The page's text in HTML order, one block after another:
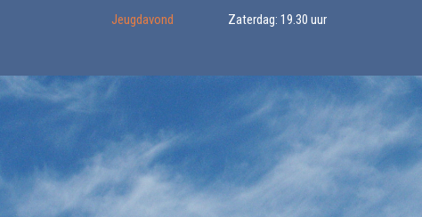
Jeugdavond
Zaterdag: 19.30 uur